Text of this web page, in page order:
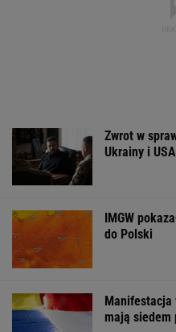
Zwrot w
Ukrainy i USA
IMGW
do Polski
Manifestacja
mają siedem